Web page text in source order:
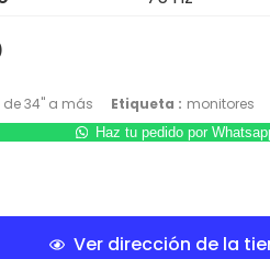
de 34" a más Etiqueta : monitores
Haz tu pedido por
Ver dirección de la